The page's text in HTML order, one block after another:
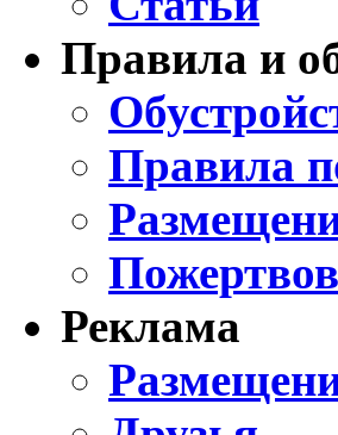
Правила и
Правила
Реклама